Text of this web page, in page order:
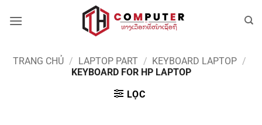
qua
TRANG CHỦ / LAPTOP PART / KEYBOARD LAPTOP /
KEYBOARD FOR HP LAPTOP
LỌC